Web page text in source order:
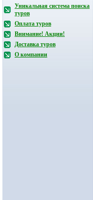
Уникальная система поиска
туров
Оплата туров
Внимание! Акции!
Доставка туров
О компании